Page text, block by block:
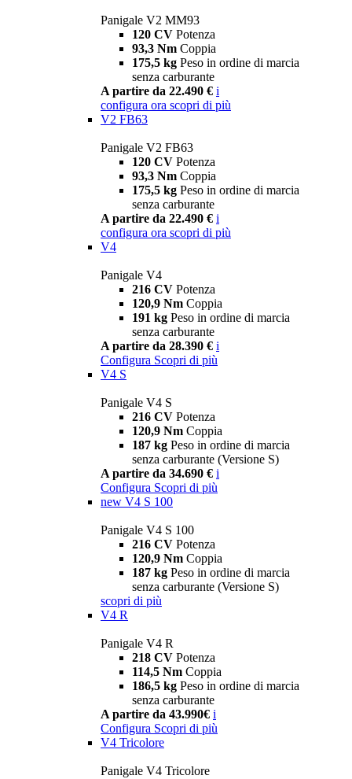
Panigale V2 MM93
120 CV Potenza
93,3 Nm Coppia
175,5 kg Peso in ordine di marcia
senza carburante
A partire da 22.490 € i
configura ora scopri di più
V2 FB63
Panigale V2 FB63
120 CV Potenza
93,3 Nm Coppia
175,5 kg Peso in ordine di marcia
senza carburante
A partire da 22.490 € i
configura ora scopri di più
V4
Panigale V4
216 CV Potenza
120,9 Nm Coppia
191 kg Peso in ordine di marcia
senza carburante
A partire da 28.390 € i
Configura Scopri di più
V4 S
Panigale V4 S
216 CV Potenza
120,9 Nm Coppia
187 kg Peso in ordine di marcia
senza carburante (Versione S)
A partire da 34.690 € i
Configura Scopri di più
new V4 S 100
Panigale V4 S 100
216 CV Potenza
120,9 Nm Coppia
187 kg Peso in ordine di marcia
senza carburante (Versione S)
scopri di più
V4 R
Panigale V4 R
218 CV Potenza
114,5 Nm Coppia
186,5 kg Peso in ordine di marcia
senza carburante
A partire da 43.990€ i
Configura Scopri di più
V4 Tricolore
Panigale V4 Tricolore